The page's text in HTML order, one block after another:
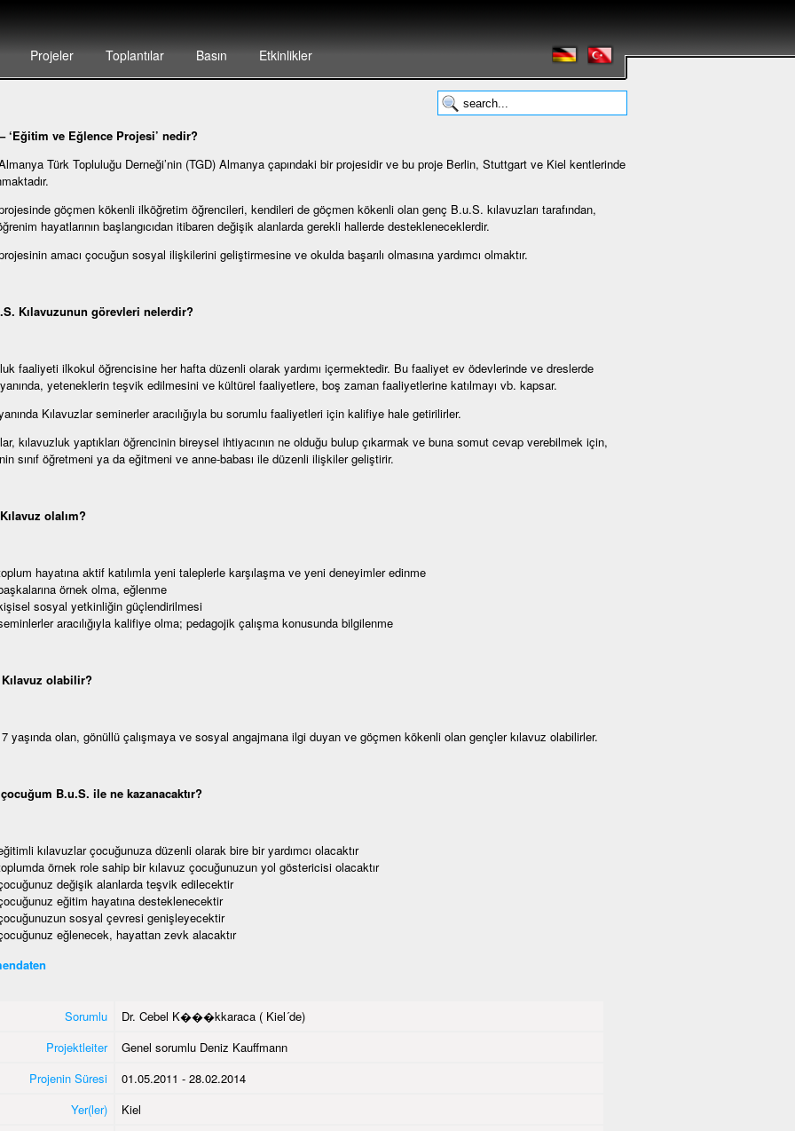
Projeler Toplantılar Basın Etkinlikler
‘Eğitim ve Eğlence Projesi’ nedir?
Türk Topluluğu Derneği’nin (TGD) Almanya çapındaki bir projesidir ve bu proje Berlin, Stuttgart ve Kiel kentlerinde
göçmen kökenli ilköğretim öğrencileri, kendileri de göçmen kökenli olan genç B.u.S. kılavuzları tarafından,
hayatlarının başlangıcıdan itibaren değişik alanlarda gerekli hallerde destekleneceklerdir.
amacı çocuğun sosyal ilişkilerini geliştirmesine ve okulda başarılı olmasına yardımcı olmaktır.
Kılavuzunun görevleri nelerdir?
faaliyeti ilkokul öğrencisine her hafta düzenli olarak yardımı içermektedir. Bu faaliyet ev ödevlerinde ve dreslerde
yeteneklerin teşvik edilmesini ve kültürel faaliyetlere, boş zaman faaliyetlerine katılmayı vb. kapsar.
Kılavuzlar seminerler aracılığıyla bu sorumlu faaliyetleri için kalifiye hale getirilirler.
kılavuzluk yaptıkları öğrencinin bireysel ihtiyacının ne olduğu bulup çıkarmak ve buna somut cevap verebilmek için,
sınıf öğretmeni ya da eğitmeni ve anne-babası ile düzenli ilişkiler geliştirir.
olalım?
hayatına aktif katılımla yeni taleplerle karşılaşma ve yeni deneyimler edinme
örnek olma, eğlenme
sosyal yetkinliğin güçlendirilmesi
aracılığıyla kalifiye olma; pedagojik çalışma konusunda bilgilenme
olabilir?
yaşında olan, gönüllü çalışmaya ve sosyal angajmana ilgi duyan ve göçmen kökenli olan gençler kılavuz olabilirler.
B.u.S. ile ne kazanacaktır?
kılavuzlar çocuğunuza düzenli olarak bire bir yardımcı olacaktır
örnek role sahip bir kılavuz çocuğunuzun yol göstericisi olacaktır
değişik alanlarda teşvik edilecektir
eğitim hayatına desteklenecektir
sosyal çevresi genişleyecektir
eğlenecek, hayattan zevk alacaktır
Sorumlu
Dr. Cebel K���kkaraca ( Kiel´de)
Projektleiter
Genel sorumlu Deniz Kauffmann
Projenin Süresi
01.05.2011 - 28.02.2014
Yer(ler)
Kiel